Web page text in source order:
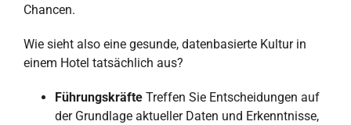
Chancen.
Wie sieht also eine gesunde, datenbasierte Kultur in
einem Hotel tatsächlich aus?
Führungskräfte Treffen Sie Entscheidungen auf
der Grundlage aktueller Daten und Erkenntnisse,